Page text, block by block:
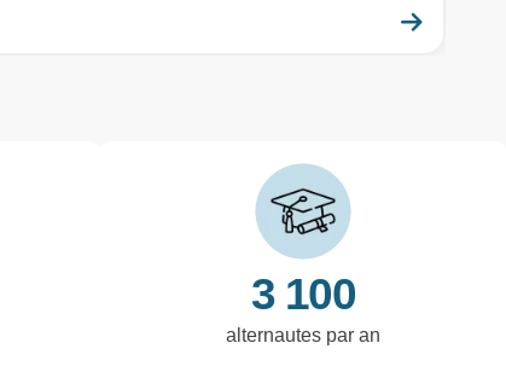
3 100
alternautes par an